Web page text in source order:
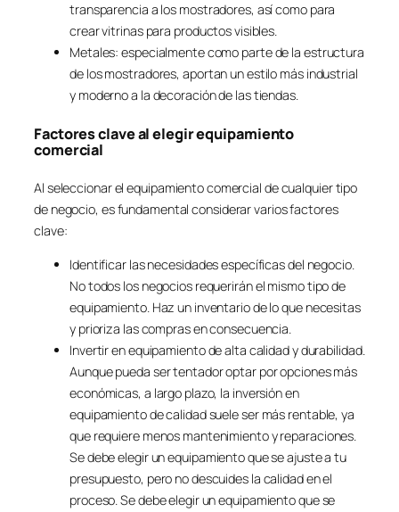
transparencia a los mostradores, así como para
crear vitrinas para productos visibles.
Metales: especialmente como parte de la estructura
de los mostradores, aportan un estilo más industrial
y moderno a la decoración de las tiendas.
Factores clave al elegir equipamiento
comercial
Al seleccionar el equipamiento comercial de cualquier tipo
de negocio, es fundamental considerar varios factores
clave:
Identificar las necesidades específicas del negocio.
No todos los negocios requerirán el mismo tipo de
equipamiento. Haz un inventario de lo que necesitas
y prioriza las compras en consecuencia.
Invertir en equipamiento de alta calidad y durabilidad.
Aunque pueda ser tentador optar por opciones más
económicas, a largo plazo, la inversión en
equipamiento de calidad suele ser más rentable, ya
que requiere menos mantenimiento y reparaciones.
Se debe elegir un equipamiento que se ajuste a tu
presupuesto, pero no descuides la calidad en el
proceso. Se debe elegir un equipamiento que se